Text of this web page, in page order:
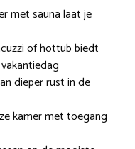
met sauna laat je
of hottub biedt
dieper rust in de
kamer met toegang